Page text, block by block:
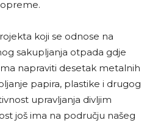
koji se odnose na
sakupljanja otpada gdje
napraviti desetak metalnih
papira, plastike i drugog
upravljanja divljim
još ima na području našeg